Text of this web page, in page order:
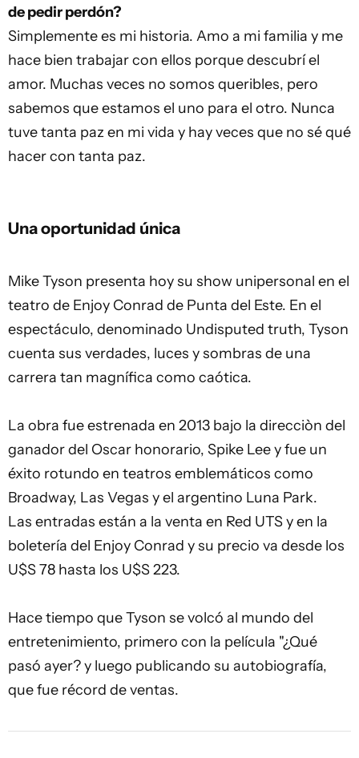
de pedir perdón?
Simplemente es mi historia. Amo a mi familia y me
hace bien trabajar con ellos porque descubrí el
amor. Muchas veces no somos queribles, pero
sabemos que estamos el uno para el otro. Nunca
tuve tanta paz en mi vida y hay veces que no sé qué
hacer con tanta paz.
Una oportunidad única
Mike Tyson presenta hoy su show unipersonal en el
teatro de Enjoy Conrad de Punta del Este. En el
espectáculo, denominado Undisputed truth, Tyson
cuenta sus verdades, luces y sombras de una
carrera tan magnífica como caótica.
La obra fue estrenada en 2013 bajo la direcciòn del
ganador del Oscar honorario, Spike Lee y fue un
éxito rotundo en teatros emblemáticos como
Broadway, Las Vegas y el argentino Luna Park.
Las entradas están a la venta en Red UTS y en la
boletería del Enjoy Conrad y su precio va desde los
U$S 78 hasta los U$S 223.
Hace tiempo que Tyson se volcó al mundo del
entretenimiento, primero con la película "¿Qué
pasó ayer? y luego publicando su autobiografía,
que fue récord de ventas.